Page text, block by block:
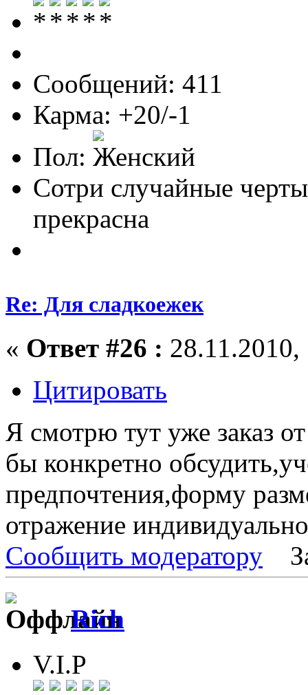
Сообщений: 411
Карма: +20/-1
Пол:
Сотри случайные
прекрасна
Re: Для сладкоежек
« Ответ #26 :
Цитировать
Я смотрю тут уже заказ
бы конкретно
предпочтения,форму
отражение
Сообщить модератору
Rich
V.I.P